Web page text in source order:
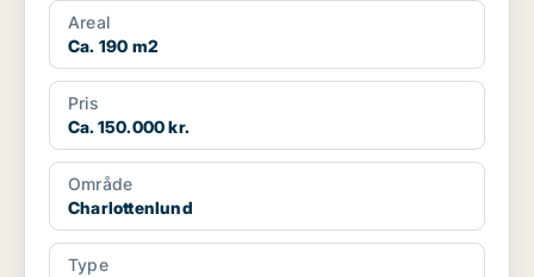
Areal
Ca. 190 m2
Pris
Ca. 150.000 kr.
Område
Charlottenlund
Type